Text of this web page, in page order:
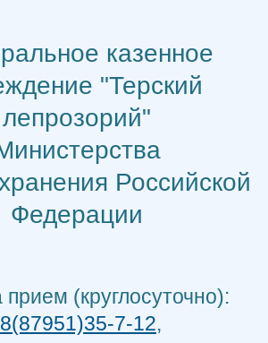
казенное
"Терский
лепрозорий"
Российской
Федерации
(круглосуточно):
8(87951)35-7-12,